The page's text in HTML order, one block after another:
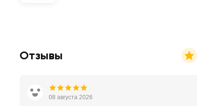
Отзывы
08 августа 2026